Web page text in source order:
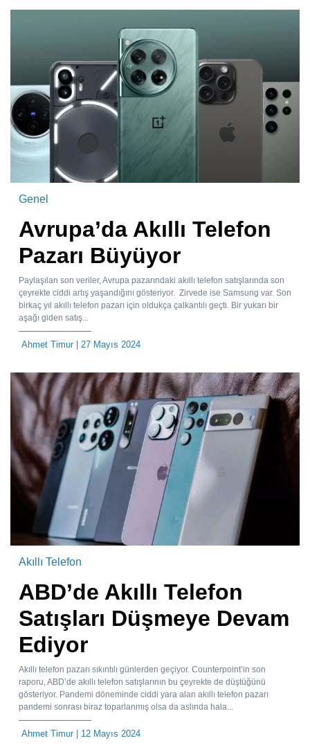
Genel
Avrupa’da Akıllı Telefon
Pazarı Büyüyor
Paylaşılan son veriler, Avrupa pazarındaki akıllı telefon satışlarında son
çeyrekte ciddi artış yaşandığını gösteriyor. Zirvede ise Samsung var. Son
birkaç yıl akıllı telefon pazarı için oldukça çalkantılı geçti. Bir yukarı bir
aşağı giden satış...
Ahmet Timur| 27 Mayıs 2024
Akıllı Telefon
ABD’de Akıllı Telefon
Satışları Düşmeye Devam
Ediyor
Akıllı telefon pazarı sıkıntılı günlerden geçiyor. Counterpoint’in son
raporu, ABD’de akıllı telefon satışlarının bu çeyrekte de düştüğünü
gösteriyor. Pandemi döneminde ciddi yara alan akıllı telefon pazarı
pandemi sonrası biraz toparlanmış olsa da aslında hala...
Ahmet Timur| 12 Mayıs 2024